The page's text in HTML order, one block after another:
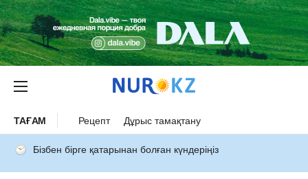
ТАҒАМ Рецепт Дұрыс тамақтану
Бізбен бірге қатарынан болған күндеріңіз